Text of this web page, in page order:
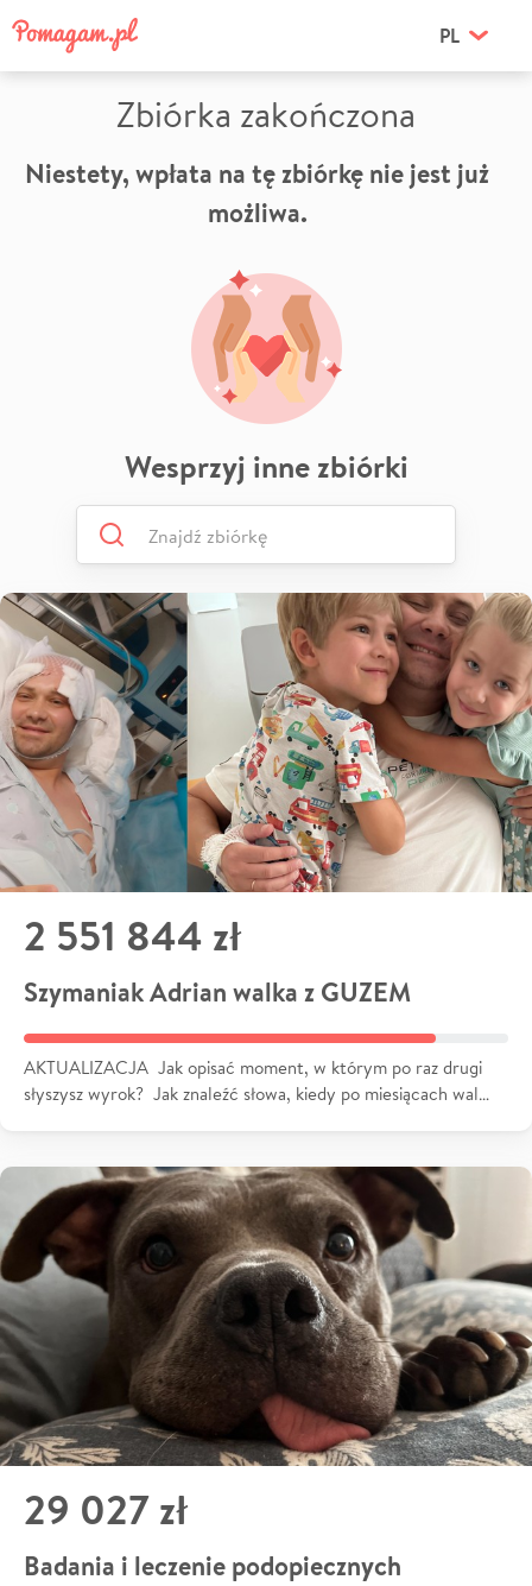
PL
Zbiórka zakończona
Niestety, wpłata na tę zbiórkę nie jest już
możliwa.
Wesprzyj inne zbiórki
2 551 844 zł
Szymaniak Adrian walka z GUZEM
AKTUALIZACJA Jak opisać moment, w którym po raz drugi
słyszysz wyrok? Jak znaleźć słowa, kiedy po miesiącach wal…
29 027 zł
Badania i leczenie podopiecznych